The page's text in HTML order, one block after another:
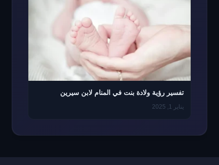
تفسير رؤية ولادة بنت في المنام لابن سيرين
يناير 1, 2025